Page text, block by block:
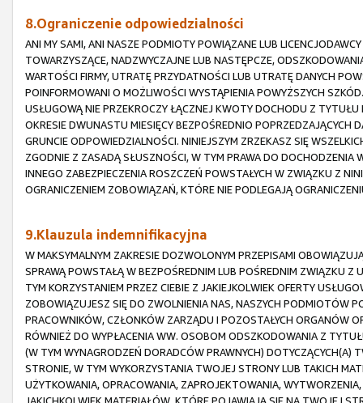
8.Ograniczenie odpowiedzialności
ANI MY SAMI, ANI NASZE PODMIOTY POWIĄZANE LUB
TOWARZYSZĄCE, NADZWYCZAJNE LUB NASTĘPCZE,
WARTOŚCI FIRMY, UTRATĘ PRZYDATNOŚCI LUB UTRATĘ DANYCH
POINFORMOWANI O MOŻLIWOŚCI WYSTĄPIENIA POWYŻSZYCH
USŁUGOWĄ NIE PRZEKROCZY ŁĄCZNEJ KWOTY DOCHODU Z
OKRESIE DWUNASTU MIESIĘCY BEZPOŚREDNIO
GRUNCIE ODPOWIEDZIALNOŚCI. NINIEJSZYM ZRZEKASZ SIĘ
ZGODNIE Z ZASADĄ SŁUSZNOŚCI, W TYM PRAWA DO
INNEGO ZABEZPIECZENIA ROSZCZEŃ POWSTAŁYCH W ZWIĄZKU Z
OGRANICZENIEM ZOBOWIĄZAŃ, KTÓRE NIE PODLEGAJĄ
9.Klauzula indemnifikacyjna
W MAKSYMALNYM ZAKRESIE DOZWOLONYM PRZEPISAMI
SPRAWĄ POWSTAŁĄ W BEZPOŚREDNIM LUB POŚREDNIM ZWIĄZKU
TYM KORZYSTANIEM PRZEZ CIEBIE Z JAKIEJKOLWIEK OFERTY
ZOBOWIĄZUJESZ SIĘ DO ZWOLNIENIA NAS, NASZYCH PODMIOTÓW
PRACOWNIKÓW, CZŁONKÓW ZARZĄDU I POZOSTAŁYCH ORGANÓW
RÓWNIEŻ DO WYPŁACENIA WW. OSOBOM ODSZKODOWANIA Z
(W TYM WYNAGRODZEŃ DORADCÓW PRAWNYCH) DOTYCZĄCYCH(A)
STRONIE, W TYM WYKORZYSTANIA TWOJEJ STRONY LUB TAKICH
UŻYTKOWANIA, OPRACOWANIA, ZAPROJEKTOWANIA,